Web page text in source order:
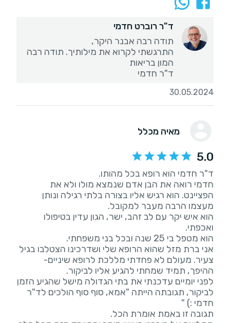
ד"ר רוברט חדמי
ד"ר חדמי
30.05.2024
מאיה מכלל
5.0
חדמי רואה את הבן אדם שנמצא מולו ולא את
הפציינט. הוא רגיש אליו בצורה בלתי רגילה ונותן
הוא איש יקר עם לב זהב, ישר, הגון עדין בטיפולו
אני ברת מזל שהוא הרופא שלי ושדרכינו הצטלבו בגיל
צעיר. מעולם לא פחדתי מללכת לרופא שיניים-
לפני יומיים עדכנתי את בתי הגדולה מישל שהגיע הזמן
לביקור, תגובתה הייתה "אמא, סוף סוף הולכים לד"ר